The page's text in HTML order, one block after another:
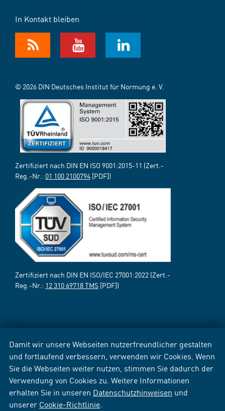
Damit wir unsere Webseiten nutzerfreundlicher gestalten
und fortlaufend verbessern, verwenden wir Cookies. Wenn
Sie die Webseiten weiter nutzen, stimmen Sie dadurch der
Verwendung von Cookies zu. Weitere Informationen
erhalten Sie in unseren Datenschutzhinweisen und
unserer Cookie-Richtlinie
In Kontakt bleiben
© 2026 DIN Deutsches Institut für Normung e. V.
Zertifiziert nach DIN EN ISO 9001:2015-11 (Zert.-
Reg.-Nr.: 01 100 2100794 [PDF])
Zertifiziert nach DIN EN ISO/IEC 27001:2022 (Zert.-
Reg.-Nr.: 12 310 69718 TMS [PDF])